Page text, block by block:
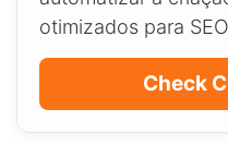
otimizados para
Check